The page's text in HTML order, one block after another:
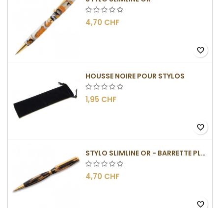
4,70 CHF
favorite_border
HOUSSE NOIRE POUR STYLOS
1,95 CHF
favorite_border
STYLO SLIMLINE OR - BARRETTE PLATE
4,70 CHF
favorite_border